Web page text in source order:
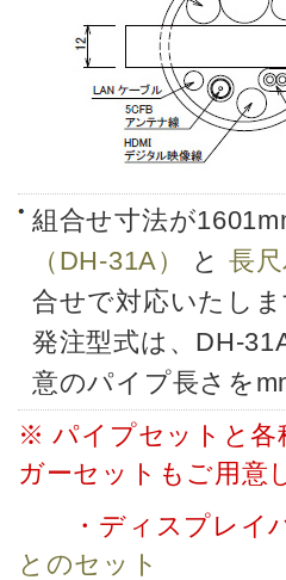
組合せ寸法が
（DH-31A）
と 長
合せで対応いたしま
発注型式は、DH-
意のパイプ長さを
※ パイプセットと各
ガーセットもご用意
・ディスプレイハ
とのセット